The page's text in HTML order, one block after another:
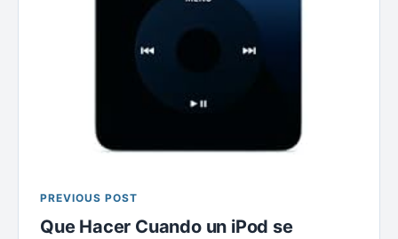
PREVIOUS POST
Que Hacer Cuando un iPod se